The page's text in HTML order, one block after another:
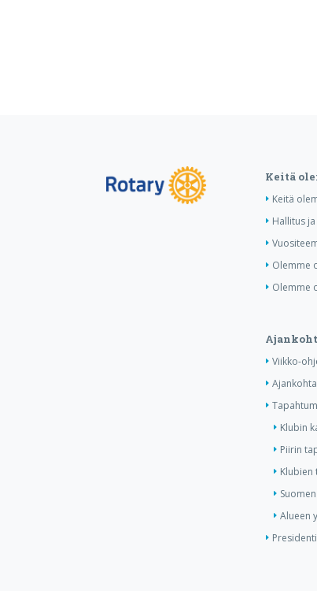
Keitä
Keitä
Hallitus
Olemme
Olemme
Viikko-
Klubin
Piirin
Klubien
Alueen